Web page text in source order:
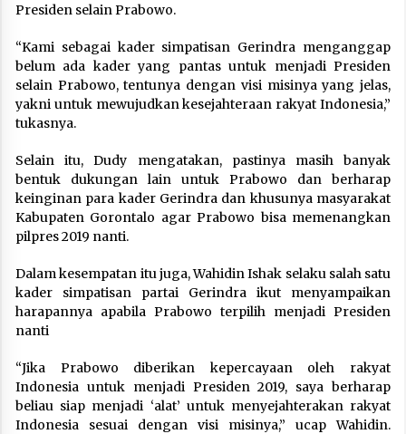
Presiden selain Prabowo.
“Kami sebagai kader simpatisan Gerindra menganggap
belum ada kader yang pantas untuk menjadi Presiden
selain Prabowo, tentunya dengan visi misinya yang jelas,
yakni untuk mewujudkan kesejahteraan rakyat Indonesia,”
tukasnya.
Selain itu, Dudy mengatakan, pastinya masih banyak
bentuk dukungan lain untuk Prabowo dan berharap
keinginan para kader Gerindra dan khusunya masyarakat
Kabupaten Gorontalo agar Prabowo bisa memenangkan
pilpres 2019 nanti.
Dalam kesempatan itu juga, Wahidin Ishak selaku salah satu
kader simpatisan partai Gerindra ikut menyampaikan
harapannya apabila Prabowo terpilih menjadi Presiden
nanti
“Jika Prabowo diberikan kepercayaan oleh rakyat
Indonesia untuk menjadi Presiden 2019, saya berharap
beliau siap menjadi ‘alat’ untuk menyejahterakan rakyat
Indonesia sesuai dengan visi misinya,” ucap Wahidin.